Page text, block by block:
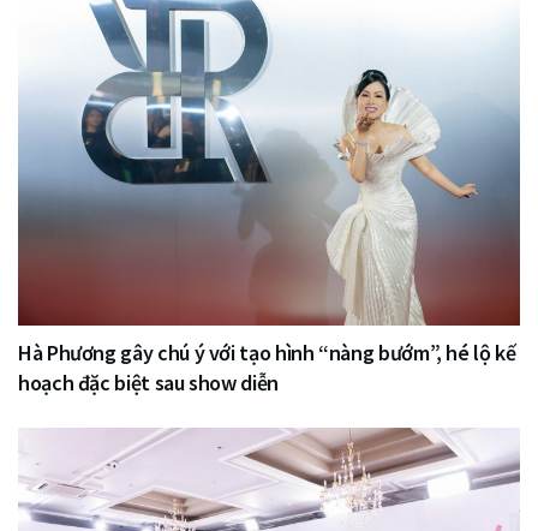
Hà Phương gây chú ý với tạo hình “nàng bướm”, hé lộ kế
hoạch đặc biệt sau show diễn